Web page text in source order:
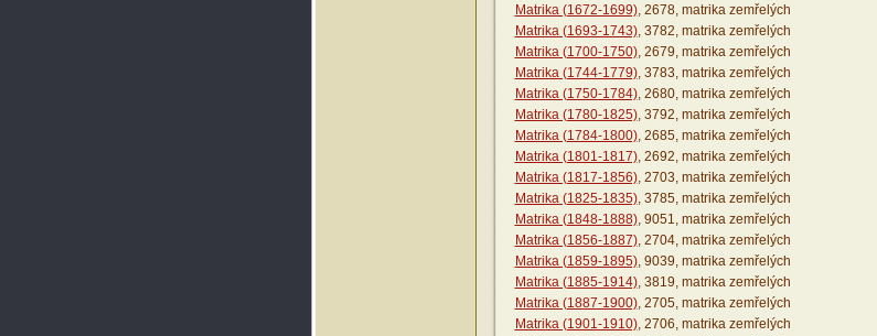
Matrika (1672-1699), 2678, matrika zemřelých
Matrika (1693-1743), 3782, matrika zemřelých
Matrika (1700-1750), 2679, matrika zemřelých
Matrika (1744-1779), 3783, matrika zemřelých
Matrika (1750-1784), 2680, matrika zemřelých
Matrika (1780-1825), 3792, matrika zemřelých
Matrika (1784-1800), 2685, matrika zemřelých
Matrika (1801-1817), 2692, matrika zemřelých
Matrika (1817-1856), 2703, matrika zemřelých
Matrika (1825-1835), 3785, matrika zemřelých
Matrika (1848-1888), 9051, matrika zemřelých
Matrika (1856-1887), 2704, matrika zemřelých
Matrika (1859-1895), 9039, matrika zemřelých
Matrika (1885-1914), 3819, matrika zemřelých
Matrika (1887-1900), 2705, matrika zemřelých
Matrika (1901-1910), 2706, matrika zemřelých